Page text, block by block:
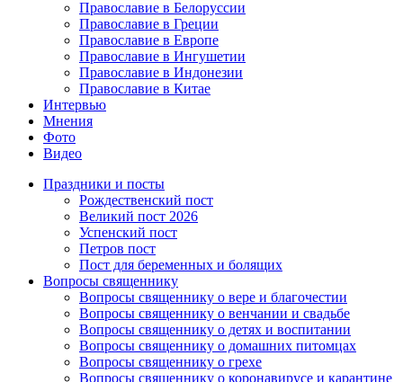
Православие в Белоруссии
Православие в Греции
Православие в Европе
Православие в Ингушетии
Православие в Индонезии
Православие в Китае
Интервью
Мнения
Фото
Видео
Праздники и посты
Рождественский пост
Великий пост 2026
Успенский пост
Петров пост
Пост для беременных и болящих
Вопросы священнику
Вопросы священнику о вере и благочестии
Вопросы священнику о венчании и свадьбе
Вопросы священнику о детях и воспитании
Вопросы священнику о домашних питомцах
Вопросы священнику о грехе
Вопросы священнику о коронавирусе и карантине